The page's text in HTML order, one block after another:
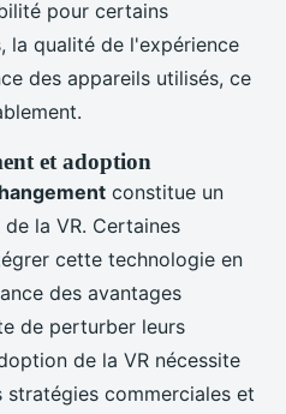
pour certains
la qualité de l'expérience
des appareils utilisés, ce
et adoption
constitue un
la VR. Certaines
cette technologie en
des avantages
de perturber leurs
de la VR nécessite
stratégies commerciales et